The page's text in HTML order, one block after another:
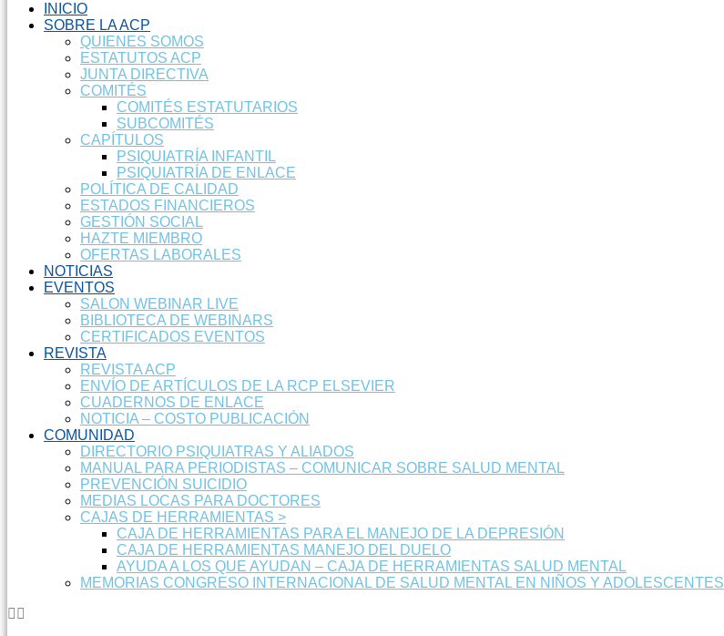
INICIO
SOBRE LA ACP
QUIENES SOMOS
ESTATUTOS ACP
JUNTA DIRECTIVA
COMITÉS
COMITÉS ESTATUTARIOS
SUBCOMITÉS
CAPÍTULOS
PSIQUIATRÍA INFANTIL
PSIQUIATRÍA DE ENLACE
POLÍTICA DE CALIDAD
ESTADOS FINANCIEROS
GESTIÓN SOCIAL
HAZTE MIEMBRO
OFERTAS LABORALES
NOTICIAS
EVENTOS
SALON WEBINAR LIVE
BIBLIOTECA DE WEBINARS
CERTIFICADOS EVENTOS
REVISTA
REVISTA ACP
ENVÍO DE ARTÍCULOS DE LA RCP ELSEVIER
CUADERNOS DE ENLACE
NOTICIA – COSTO PUBLICACIÓN
COMUNIDAD
DIRECTORIO PSIQUIATRAS Y ALIADOS
MANUAL PARA PERIODISTAS – COMUNICAR SOBRE SALUD MENTAL
PREVENCIÓN SUICIDIO
MEDIAS LOCAS PARA DOCTORES
CAJAS DE HERRAMIENTAS >
CAJA DE HERRAMIENTAS PARA EL MANEJO DE LA DEPRESIÓN
CAJA DE HERRAMIENTAS MANEJO DEL DUELO
AYUDA A LOS QUE AYUDAN – CAJA DE HERRAMIENTAS SALUD MENTAL
MEMORIAS CONGRESO INTERNACIONAL DE SALUD MENTAL EN NIÑOS Y ADOLESCENTES